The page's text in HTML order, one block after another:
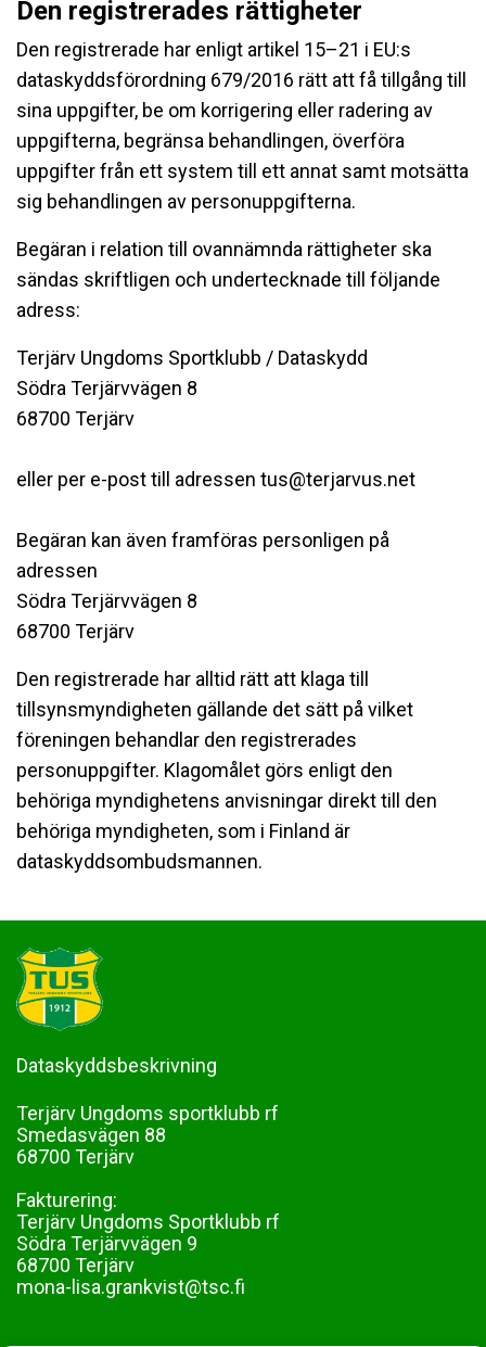
Den registrerades rättigheter
Den registrerade har enligt artikel 15–21 i EU:s
dataskyddsförordning 679/2016 rätt att få tillgång till
sina uppgifter, be om korrigering eller radering av
uppgifterna, begränsa behandlingen, överföra
uppgifter från ett system till ett annat samt motsätta
sig behandlingen av personuppgifterna.
Begäran i relation till ovannämnda rättigheter ska
sändas skriftligen och undertecknade till följande
adress:
Terjärv Ungdoms Sportklubb / Dataskydd
Södra Terjärvvägen 8
68700 Terjärv
eller per e-post till adressen tus@terjarvus.net
Begäran kan även framföras personligen på
adressen
Södra Terjärvvägen 8
68700 Terjärv
Den registrerade har alltid rätt att klaga till
tillsynsmyndigheten gällande det sätt på vilket
föreningen behandlar den registrerades
personuppgifter. Klagomålet görs enligt den
behöriga myndighetens anvisningar direkt till den
behöriga myndigheten, som i Finland är
dataskyddsombudsmannen.
Dataskyddsbeskrivning
Terjärv Ungdoms sportklubb rf
Smedasvägen 88
68700 Terjärv
Fakturering:
Terjärv Ungdoms Sportklubb rf
Södra Terjärvvägen 9
68700 Terjärv
mona-lisa.grankvist@tsc.fi